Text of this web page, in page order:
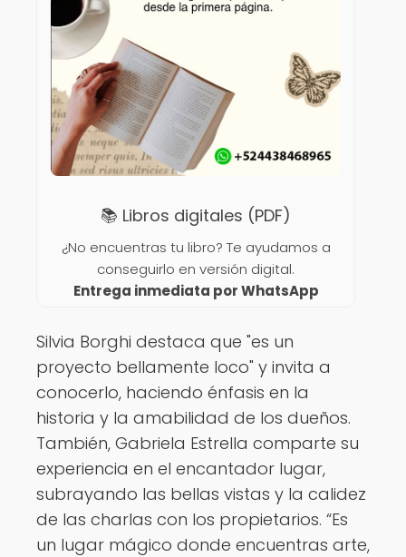
📚 Libros digitales (PDF)
¿No encuentras tu libro? Te ayudamos a
conseguirlo en versión digital.
Entrega inmediata por WhatsApp
Silvia Borghi destaca que "es un
proyecto bellamente loco" y invita a
conocerlo, haciendo énfasis en la
historia y la amabilidad de los dueños.
También, Gabriela Estrella comparte su
experiencia en el encantador lugar,
subrayando las bellas vistas y la calidez
de las charlas con los propietarios. “Es
un lugar mágico donde encuentras arte,